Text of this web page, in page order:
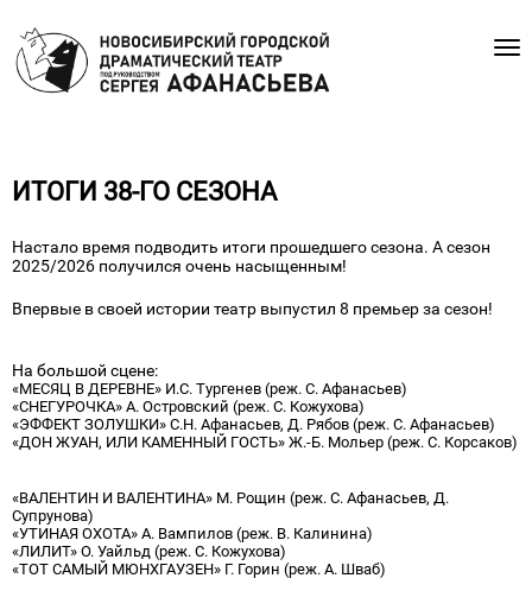
ИТОГИ 38-ГО СЕЗОНА
Настало время подводить итоги прошедшего сезона. А сезон
2025/2026 получился очень насыщенным!
Впервые в своей истории театр выпустил 8 премьер за сезон!
На большой сцене:
«МЕСЯЦ В ДЕРЕВНЕ» И.С. Тургенев (реж. С. Афанасьев)
«СНЕГУРОЧКА» А. Островский (реж. С. Кожухова)
«ЭФФЕКТ ЗОЛУШКИ» С.Н. Афанасьев, Д. Рябов (реж. С. Афанасьев)
«ДОН ЖУАН, ИЛИ КАМЕННЫЙ ГОСТЬ» Ж.-Б. Мольер (реж. С. Корсаков)
«ВАЛЕНТИН И ВАЛЕНТИНА» М. Рощин (реж. С. Афанасьев, Д.
Супрунова)
«УТИНАЯ ОХОТА» А. Вампилов (реж. В. Калинина)
«ЛИЛИТ» О. Уайльд (реж. С. Кожухова)
«ТОТ САМЫЙ МЮНХГАУЗЕН» Г. Горин (реж. А. Шваб)